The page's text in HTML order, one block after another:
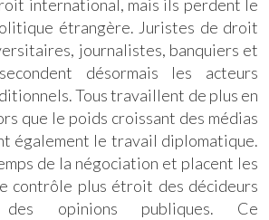
international, mais ils perdent le
étrangère. Juristes de droit
journalistes, banquiers et
désormais les acteurs
Tous travaillent de plus en
que le poids croissant des médias
également le travail diplomatique.
de la négociation et placent les
contrôle plus étroit des décideurs
opinions publiques. Ce